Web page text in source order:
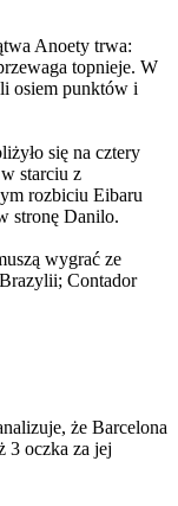
Anoety trwa:
topnieje. W
osiem punktów i
się na cztery
starciu z
rozbiciu Eibaru
stronę Danilo.
wygrać ze
Contador
że Barcelona
3 oczka za jej